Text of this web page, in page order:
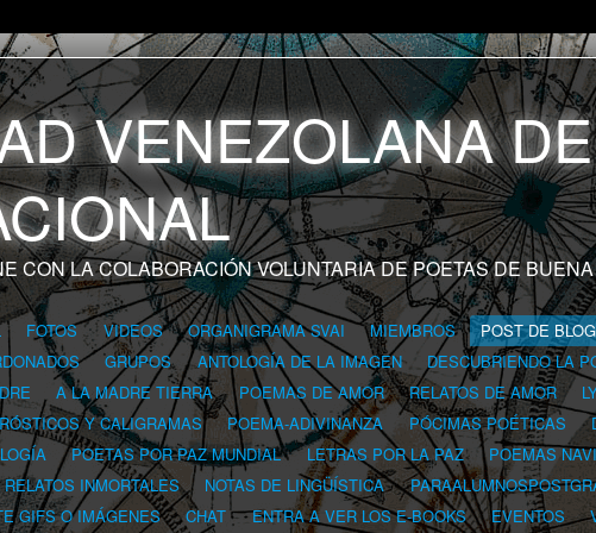
CON LA COLABORACIÓN VOLUNTARIA DE POETAS DE
FOTOS VIDEOS ORGANIGRAMA SVAI MIEMBROS
POST DE
GRUPOS ANTOLOGÍA DE LA IMAGEN
DESCUBRIENDO LA
A LA MADRE TIERRA POEMAS DE AMOR RELATOS DE AMOR
Y CALIGRAMAS POEMA-ADIVINANZA PÓCIMAS POÉTICAS
POETAS POR PAZ MUNDIAL LETRAS POR LA PAZ
POEMAS
RELATOS INMORTALES NOTAS DE LINGÜÍSTICA
GIFS O IMÁGENES CHAT ENTRA A VER LOS E-BOOKS EVENTOS